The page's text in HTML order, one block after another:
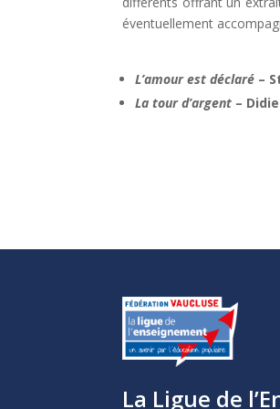
éventuellement
L’amour est déclaré –
La tour d’argent –
La Ligue de